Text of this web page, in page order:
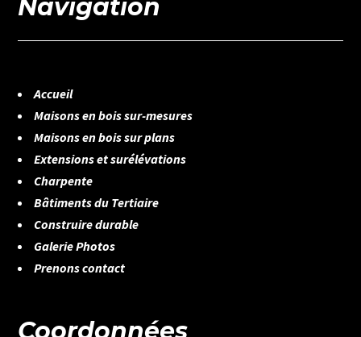
Navigation
Accueil
Maisons en bois sur-mesures
Maisons en bois sur plans
Extensions et surélévations
Charpente
Bâtiments du Tertiaire
Construire durable
Galerie Photos
Prenons contact